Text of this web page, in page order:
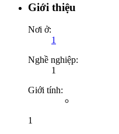
Giới thiệu
Nơi ở:
1
Nghề nghiệp:
1
Giới tính:
1